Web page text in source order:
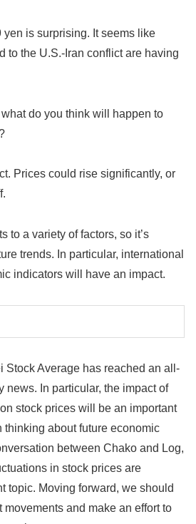
yen is surprising. It seems like
to the U.S.-Iran conflict are having
do you think will happen to
Prices could rise significantly, or
to a variety of factors, so it’s
trends. In particular, international
indicators will have an impact.
Stock Average has reached an all-
news. In particular, the impact of
stock prices will be an important
thinking about future economic
between Chako and Log,
in stock prices are
topic. Moving forward, we should
movements and make an effort to